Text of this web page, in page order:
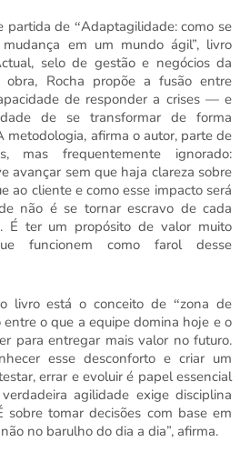
partida de “Adaptagilidade: como se
em um mundo ágil”, livro
selo de gestão e negócios da
Rocha propõe a fusão entre
de responder a crises —e
de se transformar de forma
metodologia, afirma o autor, parte de
mas frequentemente ignorado:
avançar sem que haja clareza sobre
ao cliente e como esse impacto será
não é se tornar escravo de cada
É ter um propósito de valor muito
funcionem como farol desse
livro está o conceito de“zona de
entre o que a equipe domina hoje e o
para entregar mais valor no futuro.
esse desconforto e criar um
errar e evoluiré papel essencial
agilidade exige disciplina
sobre tomar decisões com base em
no barulho do dia a dia”, afirma.